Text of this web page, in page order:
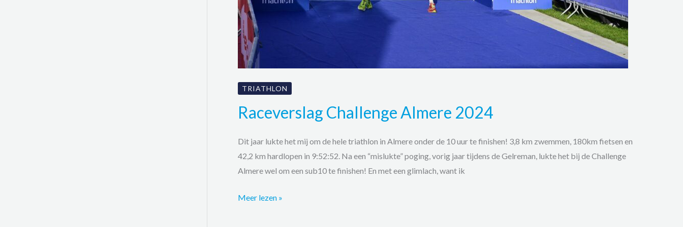
TRIATHLON
Raceverslag Challenge Almere 2024
Dit jaar lukte het mij om de hele triathlon in Almere onder de 10 uur te finishen! 3,8 km zwemmen, 180km fietsen en
42,2 km hardlopen in 9:52:52. Na een “mislukte” poging, vorig jaar tijdens de Gelreman, lukte het bij de Challenge
Almere wel om een sub10 te finishen! En met een glimlach, want ik
Raceverslag
Meer lezen »